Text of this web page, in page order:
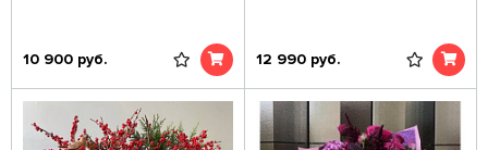
10 900 руб. 12 990 руб.